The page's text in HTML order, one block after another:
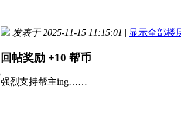
发表于 2025-11-15 11:15:01 | 显示全部楼
回帖奖励 +10 帮币
强烈支持帮主ing……